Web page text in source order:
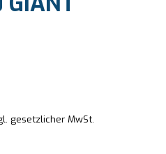
gesetzlicher MwSt.